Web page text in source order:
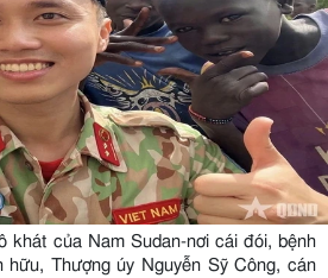
khát của Nam Sudan-nơi cái đói, bệnh
hữu, Thượng úy Nguyễn Sỹ Công, cán